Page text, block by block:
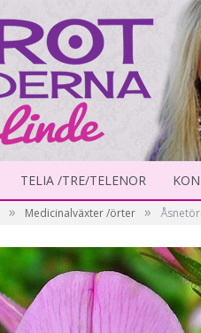
TELIA /TRE/TELENOR
» Medicinalväxter /örter »